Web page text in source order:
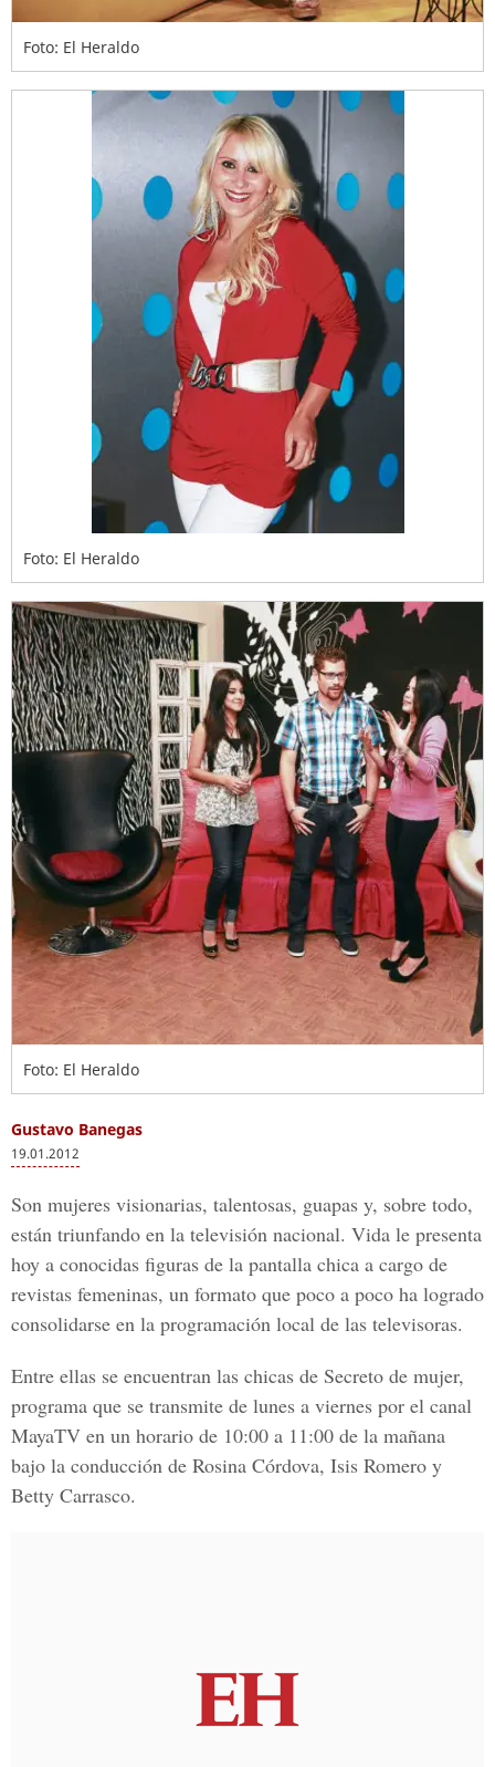
Foto: El Heraldo
Foto: El Heraldo
Foto: El Heraldo
Gustavo Banegas
19.01.2012
Son mujeres visionarias, talentosas, guapas y, sobre todo,
están triunfando en la televisión nacional. Vida le presenta
hoy a conocidas figuras de la pantalla chica a cargo de
revistas femeninas, un formato que poco a poco ha logrado
consolidarse en la programación local de las televisoras.
Entre ellas se encuentran las chicas de Secreto de mujer,
programa que se transmite de lunes a viernes por el canal
MayaTV en un horario de 10:00 a 11:00 de la mañana
bajo la conducción de Rosina Córdova, Isis Romero y
Betty Carrasco.